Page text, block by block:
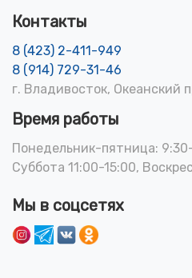
Контакты
8 (423) 2-411-949
8 (914) 729-31-46
г. Владивосток, Океанский
Время работы
Понедельник-пятница:
Суббота 11:00-15:00,
Мы в соцсетях